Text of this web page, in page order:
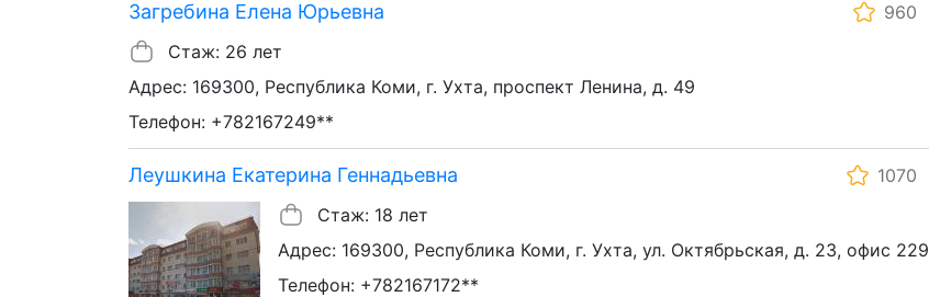
Загребина Елена Юрьевна
960
Стаж: 26 лет
Адрес: 169300, Республика Коми, г. Ухта, проспект Ленина, д. 49
Телефон: +782167249**
Леушкина Екатерина Геннадьевна
1070
Стаж: 18 лет
Адрес: 169300, Республика Коми, г. Ухта, ул. Октябрьская, д. 23, офис 229
Телефон: +782167172**